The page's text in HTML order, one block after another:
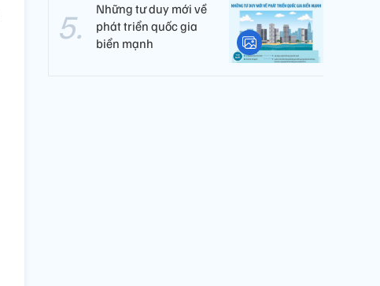
Những tư duy mới về
phát triển quốc gia
biển mạnh